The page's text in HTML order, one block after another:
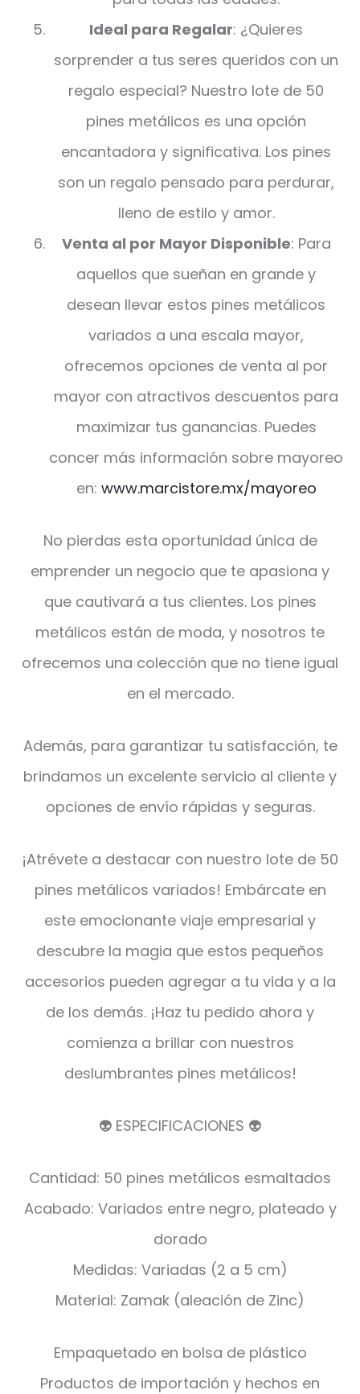
Ideal para Regalar: ¿Quieres
sorprender a tus seres queridos con un
regalo especial? Nuestro lote de 50
pines metálicos es una opción
encantadora y significativa. Los pines
son un regalo pensado para perdurar,
lleno de estilo y amor.
Venta al por Mayor Disponible: Para
aquellos que sueñan en grande y
desean llevar estos pines metálicos
variados a una escala mayor,
ofrecemos opciones de venta al por
mayor con atractivos descuentos para
maximizar tus ganancias. Puedes
concer más información sobre mayoreo
en: www.marcistore.mx/mayoreo
No pierdas esta oportunidad única de
emprender un negocio que te apasiona y
que cautivará a tus clientes. Los pines
metálicos están de moda, y nosotros te
ofrecemos una colección que no tiene igual
en el mercado.
Además, para garantizar tu satisfacción, te
brindamos un excelente servicio al cliente y
opciones de envío rápidas y seguras.
¡Atrévete a destacar con nuestro lote de 50
pines metálicos variados! Embárcate en
este emocionante viaje empresarial y
descubre la magia que estos pequeños
accesorios pueden agregar a tu vida y a la
de los demás. ¡Haz tu pedido ahora y
comienza a brillar con nuestros
deslumbrantes pines metálicos!
👽 ESPECIFICACIONES 👽
Cantidad: 50 pines metálicos esmaltados
Acabado: Variados entre negro, plateado y
dorado
Medidas: Variadas (2 a 5 cm)
Material: Zamak (aleación de Zinc)
Empaquetado en bolsa de plástico
Productos de importación y hechos en